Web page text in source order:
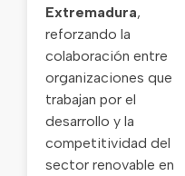
Extremadura,
reforzando la
colaboración entre
organizaciones que
trabajan por el
desarrollo y la
competitividad del
sector renovable en